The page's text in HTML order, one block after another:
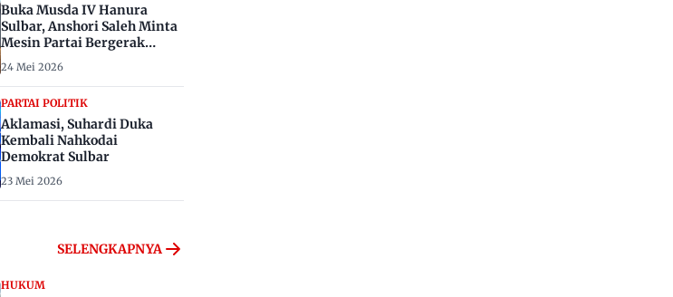
Buka Musda IV Hanura
Sulbar, Anshori Saleh Minta
Mesin Partai Bergerak
Menangkan Pemilu 2029
24 Mei 2026
PARTAI POLITIK
Aklamasi, Suhardi Duka
Kembali Nahkodai
Demokrat Sulbar
23 Mei 2026
SELENGKAPNYA
HUKUM